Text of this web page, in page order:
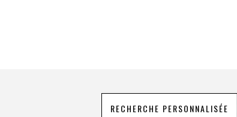
RECHERCHE PERSONNALISÉE